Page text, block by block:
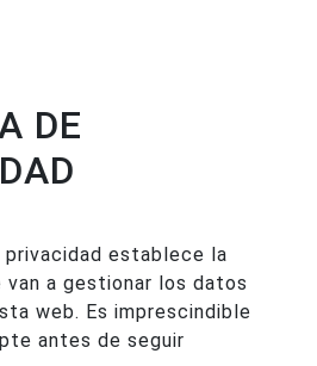
DE
establece la
van a gestionar los datos
web. Es imprescindible
antes de seguir